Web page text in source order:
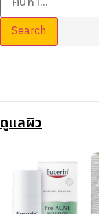
Search
ดูแลผิว